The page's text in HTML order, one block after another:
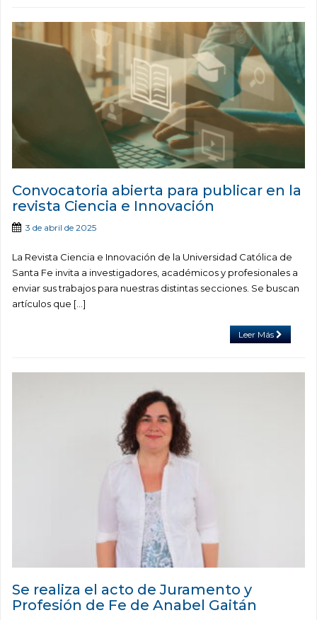
Convocatoria abierta para publicar en la
revista Ciencia e Innovación
3 de abril de 2025
La Revista Ciencia e Innovación de la Universidad Católica de
Santa Fe invita a investigadores, académicos y profesionales a
enviar sus trabajos para nuestras distintas secciones. Se buscan
artículos que […]
Leer Más
Se realiza el acto de Juramento y
Profesión de Fe de Anabel Gaitán